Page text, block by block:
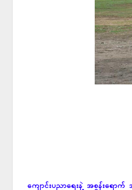
ကျောင်းပညာရေးနဲ့ အစွန်းရ